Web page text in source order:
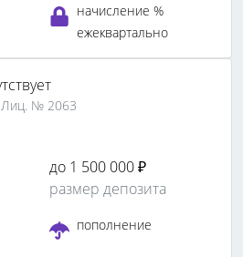
начисление %
ежеквартально
Лиц. № 2063
до 1 500 000 ₽
размер депозита
пополнение